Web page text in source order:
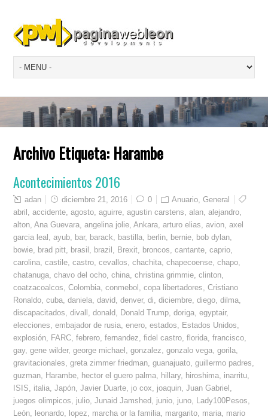
Archivo Etiqueta: Harambe
Acontecimientos 2016
adan diciembre 21, 2016 0 Anuario ,General
abril
,accidente ,agosto ,aguirre ,agustin carstens ,alan ,alejandro
alton ,Ana Guevara ,angelina jolie ,Ankara ,arturo elias ,avion ,axel
garcia leal
,ayub bar, barack bastilla berlin bernie bob dylan
bowie
brad pitt brasil brazil Brexit broncos ,cantante ,caprio
carolina ,castile ,castro ,cevallos ,chachita ,chapecoense ,chapo
chatanuga ,chavo del ocho ,china ,christina grimmie ,clinton
coatzacoalcos ,Colombia ,conmebol ,copa libertadores ,Cristiano
Ronaldo ,cuba ,daniela ,david ,denver,di ,diciembre ,diego ,dilma
discapacitados ,divall ,donald Donald Trump ,doriga ,egyptair,
elecciones ,embajador de rusia ,enero ,estados Estados Unidos
explosión
FARC ,febrero ,fernandez ,fidel castro ,florida ,francisco
gay,gene wilder,george michael ,gonzalez ,gonzalo vega ,gorila
gravitacionales ,greta zimmer friedman ,guanajuato ,guillermo padres
guzman
Harambe hector el guero palma hillary, hiroshima inarritu
ISIS
italia ,Japón ,Javier Duarte jo cox joaquin ,Juan Gabriel
juegos olimpicos
julio ,Junaid Jamshed junio juno Lady100Pesos
León
leonardo lopez marcha or la familia margarito maria mario